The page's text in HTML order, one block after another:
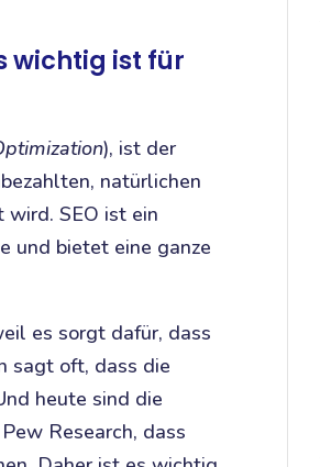
wichtig ist für
), ist der
natürlichen
wird. SEO ist ein
und bietet eine ganze
es sorgt dafür, dass
sagt oft, dass die
heute sind die
Research, dass